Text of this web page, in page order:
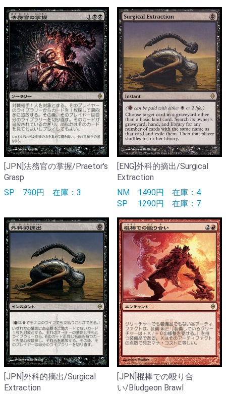
[JPN]法務官の掌握/Praetor's
Grasp
SP 790円 在庫：3
[ENG]外科的摘出/Surgical
Extraction
NM 1490円 在庫：4
SP
1290円 在庫：7
[JPN]外科的摘出/Surgical
Extraction
[JPN]棍棒での殴り合
い/Bludgeon Brawl